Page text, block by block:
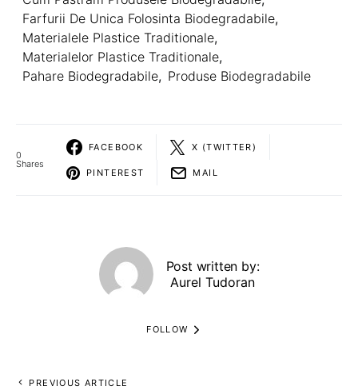
Farfurii De Unica Folosinta Biodegradabile,
Materialele Plastice Traditionale,
Materialelor Plastice Traditionale,
Pahare Biodegradabile, Produse Biodegradabile
0
Shares
FACEBOOK X (TWITTER)
PINTEREST MAIL
Post written by:
Aurel Tudoran
FOLLOW
PREVIOUS ARTICLE